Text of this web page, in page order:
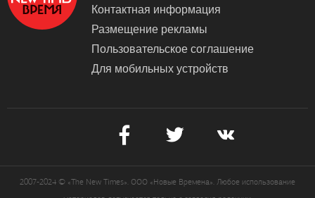
Контактная информация
Размещение рекламы
Пользовательское соглашение
Для мобильных устройств
2007-2024 © «The New Times». ООО «Новые Времена». Любое использование